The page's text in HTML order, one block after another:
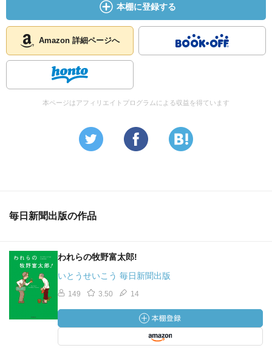
本棚に登録する
Amazon 詳細ページへ
本ページはアフィリエイトプログラムによる収益を得ています
毎日新聞出版の作品
われらの牧野富太郎!
いとうせいこう 毎日新聞出版
149 3.50 14